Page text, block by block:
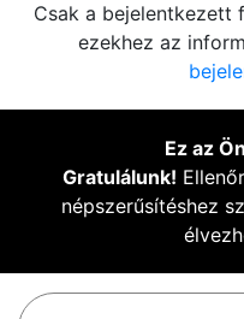
Csak a bejelentkezett
ezekhez az
Ez az
Gratulálunk!
népszerűsítéshez